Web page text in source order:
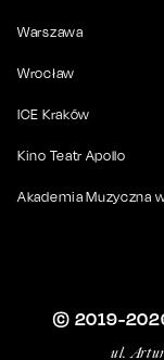
Warszawa
Wrocław
ICE Kraków
Kino Teatr Apollo
Akademia Muzyczna
© 2019-
ul.